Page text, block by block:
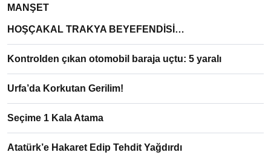
MANŞET
HOŞÇAKAL TRAKYA BEYEFENDİSİ…
Kontrolden çıkan otomobil baraja uçtu: 5 yaralı
Urfa’da Korkutan Gerilim!
Seçime 1 Kala Atama
Atatürk’e Hakaret Edip Tehdit Yağdırdı